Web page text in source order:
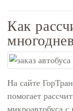
Как
На сайте
помогает